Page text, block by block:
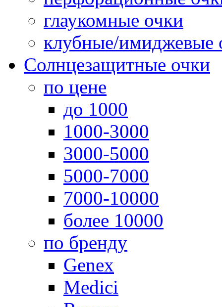
глаукомные очки
клубные/имиджевые
Солнцезащитные очки
по цене
до 1000
1000-3000
3000-5000
5000-7000
7000-10000
более 10000
по бренду
Genex
Medici